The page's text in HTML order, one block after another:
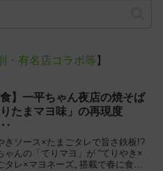
・有名店コラボ等 】
食】一平ちゃん夜店の焼そば
りたまマヨ味」の再現度
きソース×たまごタレで旨さ鉄板!?
ゃんの「てりマヨ」が “てりやき×
タレ×マヨネーズ„ 搭載で春に食べ